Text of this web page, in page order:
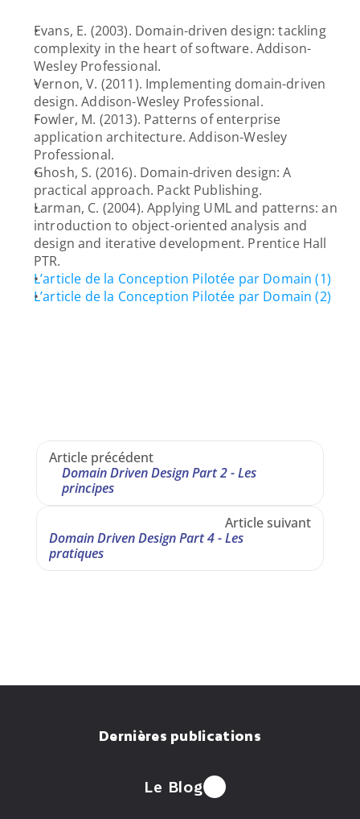
Evans, E. (2003). Domain-driven design: tackling
complexity in the heart of software. Addison-
Wesley Professional.
Vernon, V. (2011). Implementing domain-driven
design. Addison-Wesley Professional.
Fowler, M. (2013). Patterns of enterprise
application architecture. Addison-Wesley
Professional.
Ghosh, S. (2016). Domain-driven design: A
practical approach. Packt Publishing.
Larman, C. (2004). Applying UML and patterns: an
introduction to object-oriented analysis and
design and iterative development. Prentice Hall
PTR.
L’article de la Conception Pilotée par Domain (1)
L’article de la Conception Pilotée par Domain (2)
Article précédent
Domain Driven Design Part 2 - Les
principes
Article suivant
Domain Driven Design Part 4 - Les
pratiques
Dernières publications
Le Blog